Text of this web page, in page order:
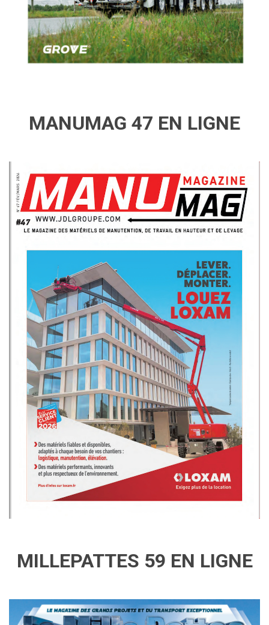
MANUMAG 47 EN LIGNE
MILLEPATTES 59 EN LIGNE